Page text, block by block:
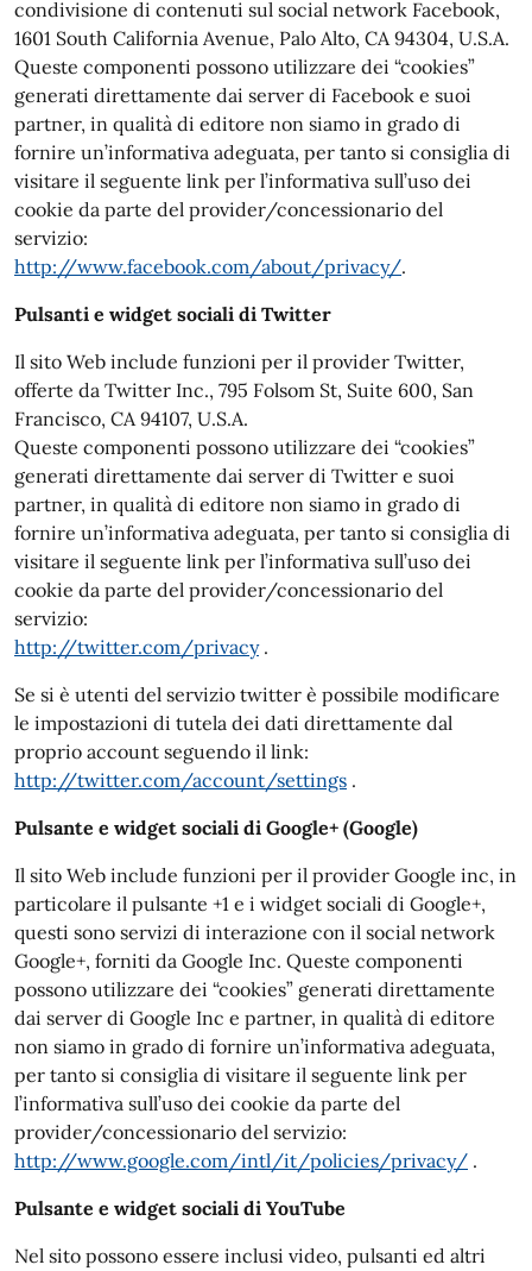
condivisione di contenuti sul social network Facebook,
1601 South California Avenue, Palo Alto, CA 94304, U.S.A.
Queste componenti possono utilizzare dei “cookies”
generati direttamente dai server di Facebook e suoi
partner, in qualità di editore non siamo in grado di
fornire un’informativa adeguata, per tanto si consiglia di
visitare il seguente link per l’informativa sull’uso dei
cookie da parte del provider/concessionario del
servizio:
http://www.facebook.com/about/privacy/.
Pulsanti e widget sociali di Twitter
Il sito Web include funzioni per il provider Twitter,
offerte da Twitter Inc., 795 Folsom St, Suite 600, San
Francisco, CA 94107, U.S.A.
Queste componenti possono utilizzare dei “cookies”
generati direttamente dai server di Twitter e suoi
partner, in qualità di editore non siamo in grado di
fornire un’informativa adeguata, per tanto si consiglia di
visitare il seguente link per l’informativa sull’uso dei
cookie da parte del provider/concessionario del
servizio:
http://twitter.com/privacy.
Se si è utenti del servizio twitter è possibile modificare
le impostazioni di tutela dei dati direttamente dal
proprio account seguendo il link:
http://twitter.com/account/settings .
Pulsante e widget sociali di Google+ (Google)
Il sito Web include funzioni per il provider Google inc, in
particolare il pulsante +1 e i widget sociali di Google+,
questi sono servizi di interazione con il social network
Google+, forniti da Google Inc. Queste componenti
possono utilizzare dei “cookies” generati direttamente
dai server di Google Inc e partner, in qualità di editore
non siamo in grado di fornire un’informativa adeguata,
per tanto si consiglia di visitare il seguente link per
l’informativa sull’uso dei cookie da parte del
provider/concessionario del servizio:
http://www.google.com/intl/it/policies/privacy/ .
Pulsante e widget sociali di YouTube
Nel sito possono essere inclusi video, pulsanti ed altri